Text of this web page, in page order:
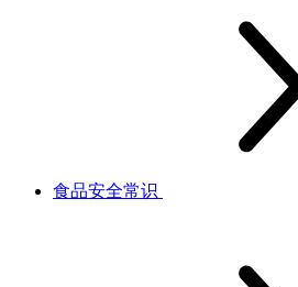
食品安全常识